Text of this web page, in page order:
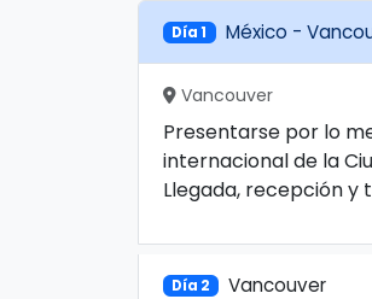
Día 1 México -
Vancouver
Presentarse por lo
internacional de la
Llegada, recepción y
Día 2 Vancouver